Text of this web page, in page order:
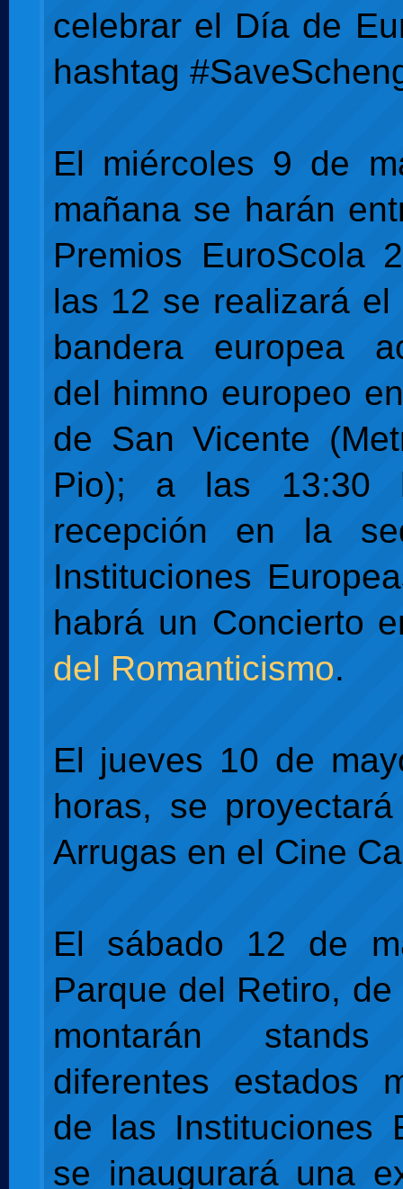
celebrar el Día de
hashtag
El miércoles 9 de
mañana se harán
Premios EuroScola
las 12 se realizará
bandera europea
del himno europeo
de San Vicente
Pio); a las 13:30
recepción en la
Instituciones
habrá un Concierto
del Romanticismo.
El jueves 10 de
horas, se
Arrugas en el Cine
El sábado 12 de
Parque del Retiro,
montarán
diferentes estados
de las Instituciones
se inaugurará una